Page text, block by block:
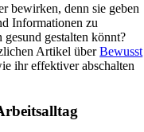
bewirken, denn sie geben
Informationen zu
gestalten könnt?
Artikel überBewusst
ihr effektiver abschalten